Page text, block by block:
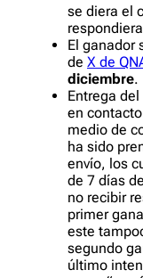
se diera el
El ganador
de X de
diciembre.
Entrega
en
medio de
ha sido
envío, los
de 7 días
no recibir
primer
este
segundo
último